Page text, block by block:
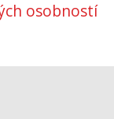
osobností